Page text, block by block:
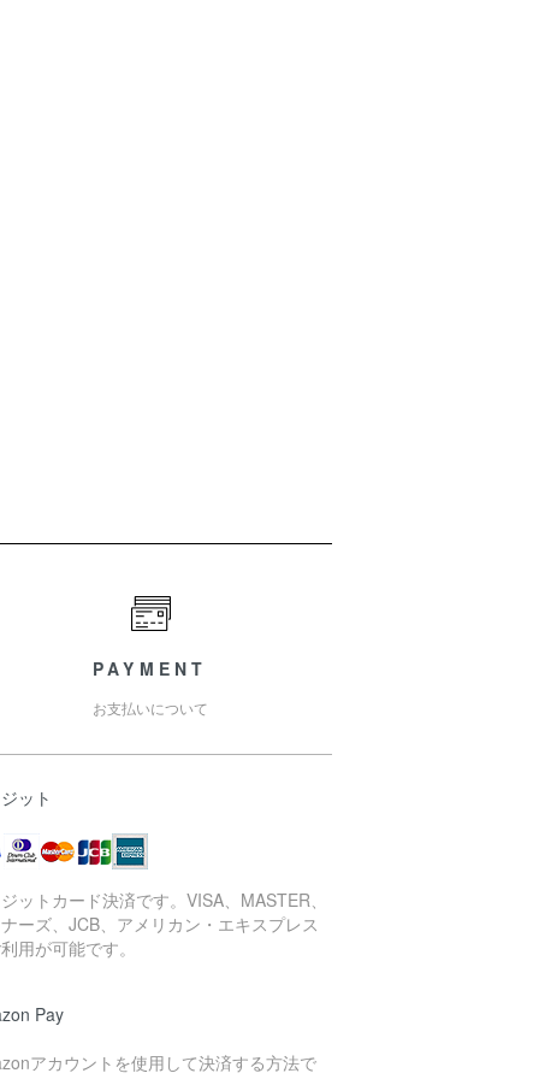
PAYMENT
お支払いについて
ット
ットカード決済です。VISA、MASTER、
ーズ、JCB、アメリカン・エキスプレス
用が可能です。
Pay
アカウントを使用して決済する方法で